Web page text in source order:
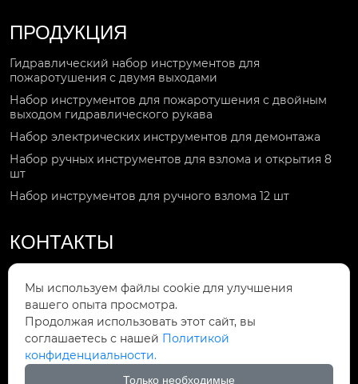
ПРОДУКЦИЯ
Гидравлический набор инструментов для
пожаротушения с двумя выходами
Набор инструментов для пожаротушения с двойным
выходом гидравлического рукава
Набор электрических инструментов для демонтажа
Набор ручных инструментов для взлома и открытия 8
шт
Набор инструментов для ручного взлома 12 шт
КОНТАКТЫ

+86-15092551119

Мы в сети
Gaorui708@gmail.com
Мы находимся
Мы используем файлы cookie для улучшения
вашего опыта просмотра.
Продолжая использовать этот сайт, вы
соглашаетесь с нашей Политикой
конфиденциальности.
Только необходимые